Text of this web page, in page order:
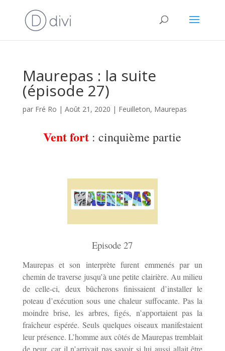
Maurepas : la suite
(épisode 27)
par Fré Ro | Août 21, 2020 | Feuilleton, Maurepas
Vent fort : cinquième partie
Episode 27
Maurepas et son interprète furent emmenés par un
chemin de traverse jusqu’à une petite clairière. Au milieu
de celle-ci, deux bûcherons finissaient d’installer le
poteau d’exécution sous une chaleur suffocante. Pas la
moindre brise, les arbres, figés, n’apportaient pas la
fraîcheur espérée. Seuls quelques oiseaux manifestaient
leur présence. L’homme aux côtés de Maurepas tremblait
de peur, car il n’arrivait pas savoir si lui aussi allait être